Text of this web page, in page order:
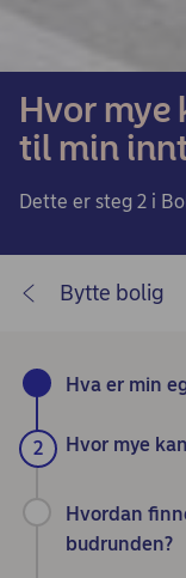
Hvor mye
til min
Dette er steg 2 i
Bytte bolig
Hva er min
Hvor mye
Hvordan
budrunden?